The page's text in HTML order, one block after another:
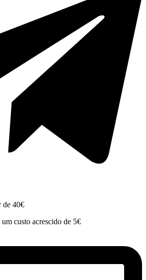
de 40€
custo acrescido de 5€